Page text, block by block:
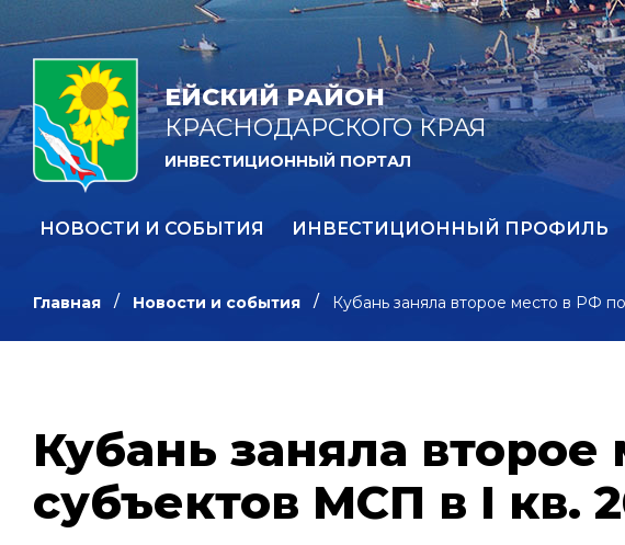
ЕЙСКИЙ РАЙОН
КРАСНОДАРСКОГО КРАЯ
ИНВЕСТИЦИОННЫЙ ПОРТАЛ
НОВОСТИ И СОБЫТИЯ ИНВЕСТИЦИОННЫЙ ПРОФИЛЬ
Главная Новости и события Кубань заняла второе место в РФ
Кубань заняла
субъектов МСП в I кв.